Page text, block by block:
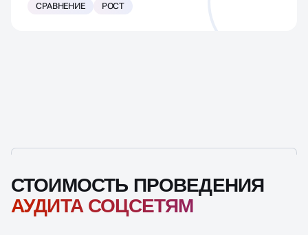
СРАВНЕНИЕ
РОСТ
СТОИМОСТЬ ПРОВЕДЕНИЯ
АУДИТА СОЦСЕТЯМ